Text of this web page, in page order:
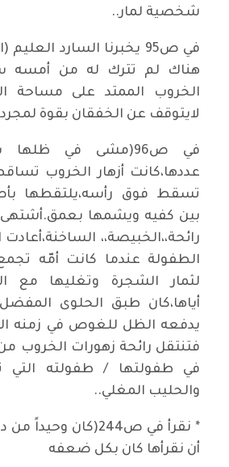
شخصية لمار..
في ص95 يخبرنا السارد
هناك لم تترك له من
الخروب الممتد على مساحة
لايتوقف عن الخفقان بقوة لمجرد
في ص96(مشى في
عددها،كانت أزهار الخروب
تسقط فوق رأسه،يلتقطها
بين كفيه ويشمها
رائحة،،الخبيصة،،
الطفولة عندما كانت أمّه
لثمار الشجرة وتغليها مع
يدفعه الظل للغوص في زمنه
فتنتقل رائحة زهورات الخروب
في طفولتها / طفولته التي
والحليب المغلي..
* نقرأ في ص244(كان
أن نقرأها كان بكل ضعفه